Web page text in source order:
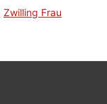
Zwilling Frau